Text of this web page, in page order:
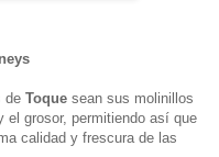
de Toque sean sus molinillos
el grosor, permitiendo así que
calidad y frescura de las